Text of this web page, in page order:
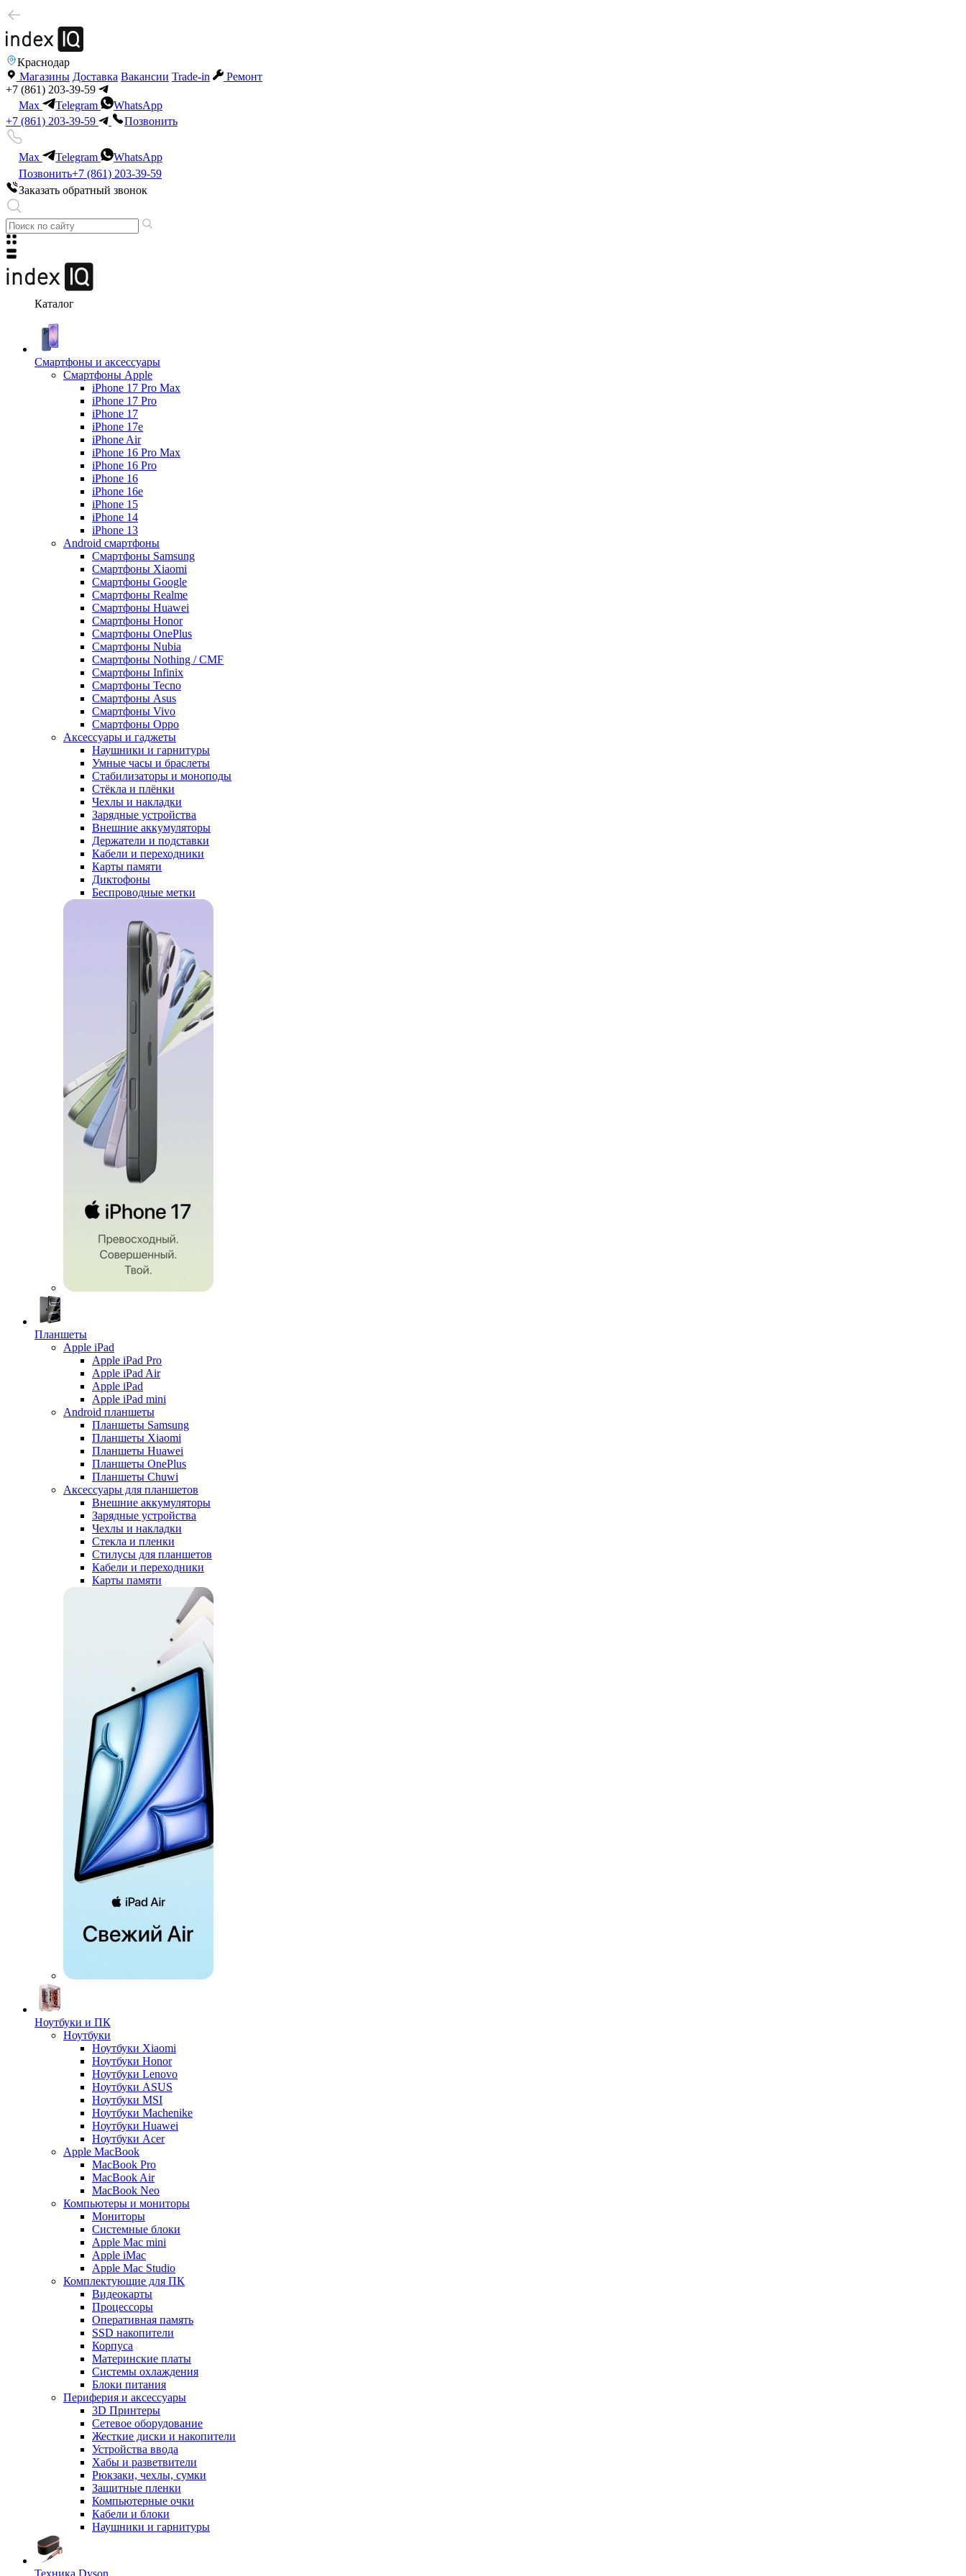
Краснодар
Магазины Доставка Вакансии Trade-in
Ремонт
+7 (861) 203-39-59
Max
Telegram
WhatsApp
+7 (861) 203-39-59
Позвонить
Max Telegram
WhatsApp
Позвонить+7 (861) 203-39-59
Заказать обратный звонок
Каталог
Смартфоны и аксессуары
Смартфоны Apple
iPhone 17 Pro Max
iPhone 17 Pro
iPhone 17
iPhone 17e
iPhone Air
iPhone 16 Pro Max
iPhone 16 Pro
iPhone 16
iPhone 16e
iPhone 15
iPhone 14
iPhone 13
Android cмартфоны
Смартфоны Samsung
Смартфоны Xiaomi
Смартфоны Google
Смартфоны Realme
Смартфоны Huawei
Смартфоны Honor
Смартфоны OnePlus
Смартфоны Nubia
Смартфоны Nothing / CMF
Смартфоны Infinix
Смартфоны Tecno
Смартфоны Asus
Смартфоны Vivo
Смартфоны Oppo
Аксессуары и гаджеты
Наушники и гарнитуры
Умные часы и браслеты
Стабилизаторы и моноподы
Стёкла и плёнки
Чехлы и накладки
Зарядные устройства
Внешние аккумуляторы
Держатели и подставки
Кабели и переходники
Карты памяти
Диктофоны
Беспроводные метки
Планшеты
Apple iPad
Apple iPad Pro
Apple iPad Air
Apple iPad
Apple iPad mini
Android планшеты
Планшеты Samsung
Планшеты Xiaomi
Планшеты Huawei
Планшеты OnePlus
Планшеты Chuwi
Аксессуары для планшетов
Внешние аккумуляторы
Зарядные устройства
Чехлы и накладки
Стекла и пленки
Стилусы для планшетов
Кабели и переходники
Карты памяти
Ноутбуки и ПК
Ноутбуки
Ноутбуки Xiaomi
Ноутбуки Honor
Ноутбуки Lenovo
Ноутбуки ASUS
Ноутбуки MSI
Ноутбуки Machenike
Ноутбуки Huawei
Ноутбуки Acer
Apple MacBook
MacBook Pro
MacBook Air
MacBook Neo
Компьютеры и мониторы
Мониторы
Системные блоки
Apple Mac mini
Apple iMac
Apple Mac Studio
Комплектующие для ПК
Видеокарты
Процессоры
Оперативная память
SSD накопители
Корпуса
Материнские платы
Системы охлаждения
Блоки питания
Периферия и аксессуары
3D Принтеры
Сетевое оборудование
Жесткие диски и накопители
Устройства ввода
Хабы и разветвители
Рюкзаки, чехлы, сумки
Защитные пленки
Компьютерные очки
Кабели и блоки
Наушники и гарнитуры
Техника Dyson